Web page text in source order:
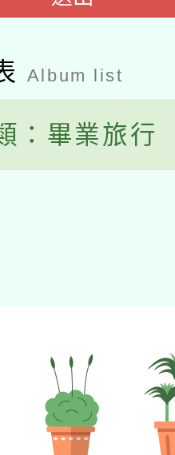
Album list
：畢業旅行